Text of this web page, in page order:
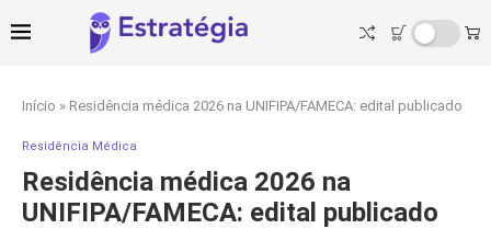
Início » Residência médica 2026 na UNIFIPA/FAMECA: edital publicado
Residência Médica
Residência médica 2026 na
UNIFIPA/FAMECA: edital publicado